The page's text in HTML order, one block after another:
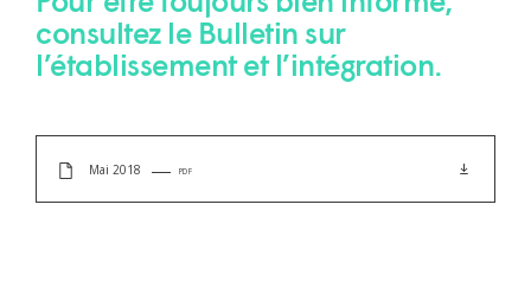
consultez le Bulletin sur
l’établissement et l’intégration.
Mai 2018 PDF